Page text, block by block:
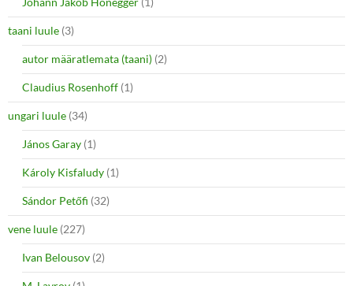
taani luule (3)
autor määratlemata (taani) (2)
Claudius Rosenhoff (1)
ungari luule (34)
János Garay (1)
Károly Kisfaludy (1)
Sándor Petőfi (32)
vene luule (227)
Ivan Belousov (2)